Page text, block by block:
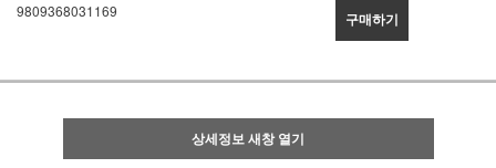
9809368031169 구매하기
상세정보 새창 열기